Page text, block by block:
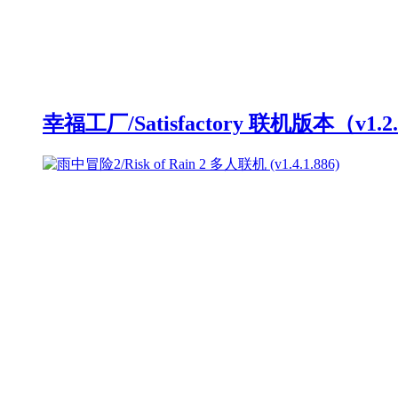
幸福工厂/Satisfactory 联机版本（